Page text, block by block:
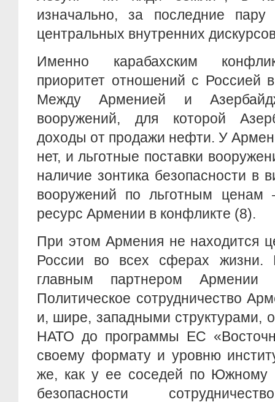
изначально, за последние
центральных внутренних
Именно карабахским
приоритет отношений с Россией
Между Арменией и
вооружений, для которой
доходы от продажи нефти. У
нет, и льготные поставки
наличие зонтика безопасности в
вооружений по льготным ценам
ресурс Армении в конфликте (8).
При этом Армения не находится
России во всех сферах жизни.
главным партнером Армении
Политическое сотрудничество
и, шире, западными структурами,
НАТО до программы ЕС
своему формату и уровню
же, как у ее соседей по Южному
безопасности